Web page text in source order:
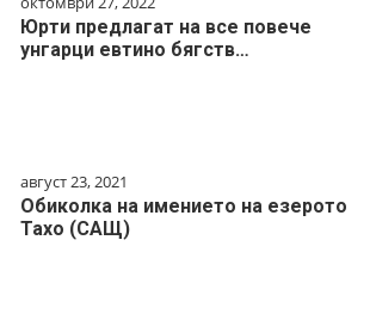
Юрти предлагат на все повече
унгарци евтино бягств…
август 23, 2021
Обиколка на имението на езерото
Тахо (САЩ)